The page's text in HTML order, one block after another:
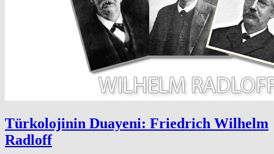
Türkolojinin Duayeni: Friedrich Wilhelm
Radloff